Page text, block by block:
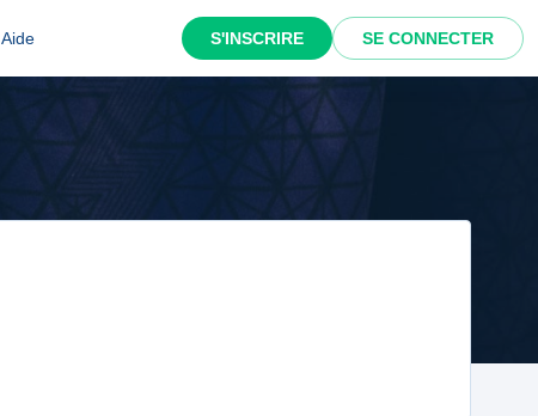
Aide S'INSCRIRE SE CONNECTER